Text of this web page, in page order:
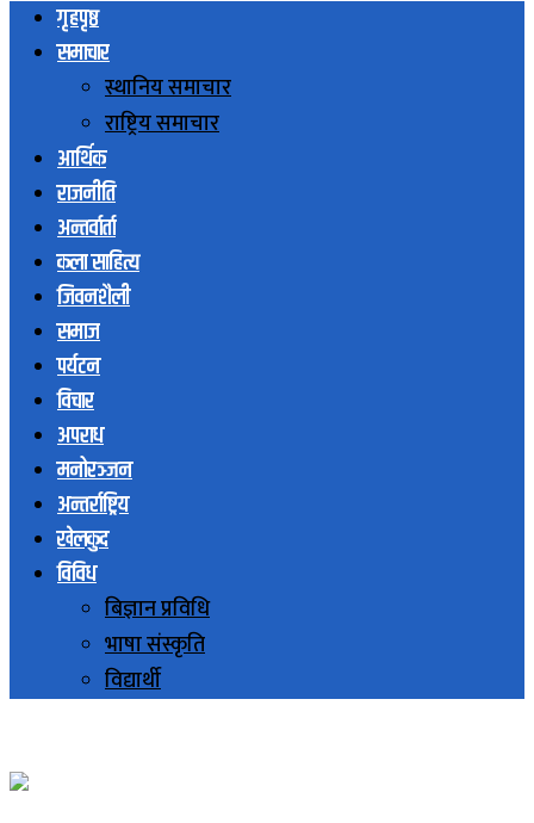
गृहपृष्ठ
समाचार
स्थानिय समाचार
राष्ट्रिय समाचार
आर्थिक
राजनीति
अन्तर्वार्ता
कला साहित्य
जिवनशैली
समाज
पर्यटन
विचार
अपराध
मनोरञ्जन
अन्तर्राष्ट्रिय
खेलकुद
विविध
बिज्ञान प्रविधि
भाषा संस्कृति
विद्यार्थी